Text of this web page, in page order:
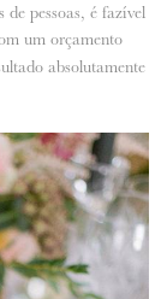
pessoas, é fazível
um orçamento
absolutamente